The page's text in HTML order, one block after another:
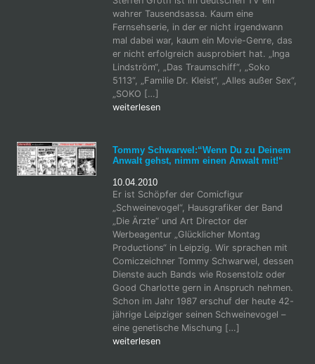
wahrer Tausendsassa. Kaum eine
Fernsehserie, in der er nicht irgendwann
mal dabei war, kaum ein Movie-Genre, das
er nicht erfolgreich ausprobiert hat. „Inga
Lindström“, „Das Traumschiff“, „Soko
5113“, „Familie Dr. Kleist“, „Alles außer Sex“,
„SOKO […]
weiterlesen
Tommy Schwarwel:“Wenn Du zu Deinem
Anwalt gehst, nimm einen Anwalt mit!“
10.04.2010
Er ist Schöpfer der Comicfigur
„Schweinevogel“, Hausgrafiker der Band
„Die Ärzte“ und Art Director der
Werbeagentur „Glücklicher Montag
Productions“ in Leipzig. Wir sprachen mit
Comiczeichner Tommy Schwarwel, dessen
Dienste auch Bands wie Rosenstolz oder
Good Charlotte gern in Anspruch nehmen.
Schon im Jahr 1987 erschuf der heute 42-
jährige Leipziger seinen Schweinevogel –
eine genetische Mischung […]
weiterlesen